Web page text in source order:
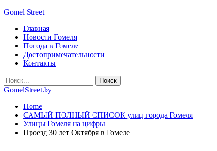
Gomel Street
Главная
Новости Гомеля
Погода в Гомеле
Достопримечательности
Контакты
GomelStreet.by
Home
САМЫЙ ПОЛНЫЙ СПИСОК улиц города Гомеля
Улицы Гомеля на цифры
Проезд 30 лет Октября в Гомеле